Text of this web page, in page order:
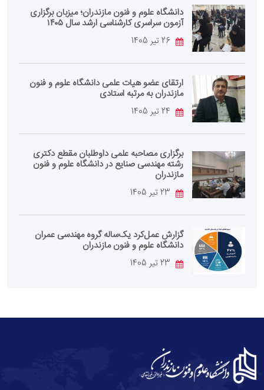
دانشگاه علوم و فنون مازندران؛ میزبان برگزاری
آزمون سراسری کارشناسی‌ ارشد سال ۱۴۰۵
ارتقای عضو هیات علمی دانشگاه علوم و فنون
مازندران به مرتبه استادی
برگزاری مصاحبه علمی داوطلبان مقطع دکتری
رشته مهندسی صنایع در دانشگاه علوم و فنون
مازندران
گزارش عمل‌کرد یک‌ساله گروه مهندسی عمران
دانشگاه علوم و فنون مازندران